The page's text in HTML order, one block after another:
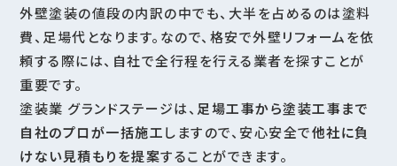
外壁塗装の値段の内訳の中でも、大半を占めるのは塗料
費、足場代となります。なので、格安で外壁リフォームを依
頼する際には、自社で全行程を行える業者を探すことが
重要です。
塗装業 グランドステージは、 足場工事から塗装工事まで
自社のプロが一括施工しますので、安心安全で他社に負
けない見積もりを提案することができます。